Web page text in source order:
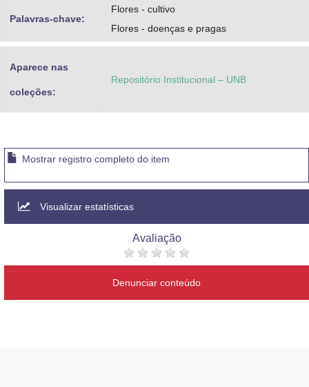
Palavras-chave:
Flores - cultivo
Flores - doenças e pragas
Aparece nas
coleções:
Repositório Institucional – UNB
Mostrar registro completo do item
Visualizar estatísticas
Avaliação
Denunciar conteúdo